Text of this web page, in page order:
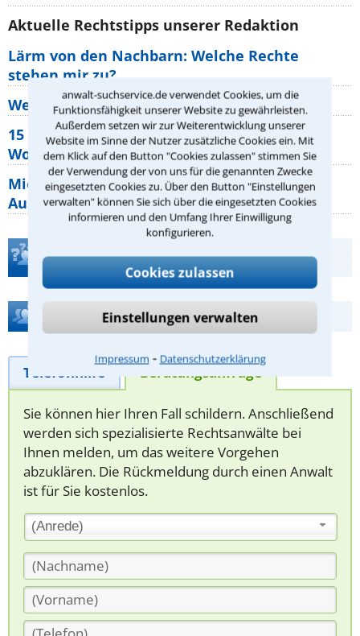
anwalt-suchservice.de verwendet Cookies, um die
Funktionsfähigkeit unserer Website zu gewährleisten.
Außerdem setzen wir zur Weiterentwicklung unserer
Website im Sinne der Nutzer zusätzliche Cookies ein. Mit
dem Klick auf den Button "Cookies zulassen" stimmen Sie
der Verwendung der von uns für die genannten Zwecke
eingesetzten Cookies zu. Über den Button "Einstellungen
verwalten" können Sie sich über die eingesetzten Cookies
informieren und den Umfang Ihrer Einwilligung
konfigurieren.
Cookies zulassen
Einstellungen verwalten
Impressum ⁃ Datenschutzerklärung
Aktuelle Rechtstipps unserer Redaktion
Lärm von den Nachbarn: Welche Rechte
stehen mir zu?
Wer muss Zweitwohnungssteuer zahlen?
15 elementare Rechte, die jeder
Wohnungseigentümer kennen sollte
Mietpreisbremse 2026: Alle Regeln,
Ausnahmen und Rechte für Mieter
Teste Dein Rechtswissen
Hilfe bei Ihrer Anwaltsuche?
Telefonhilfe Beratungsanfrage
Sie können hier Ihren Fall schildern. Anschließend
werden sich spezialisierte Rechtsanwälte bei
Ihnen melden, um das weitere Vorgehen
abzuklären. Die Rückmeldung durch einen Anwalt
ist für Sie kostenlos.
(Anrede)